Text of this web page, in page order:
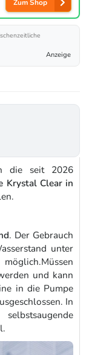
Zum Shop
Anzeige
die seit 2026
Krystal Clear in
. Der Gebrauch
unter
und kann
in die Pumpe
In